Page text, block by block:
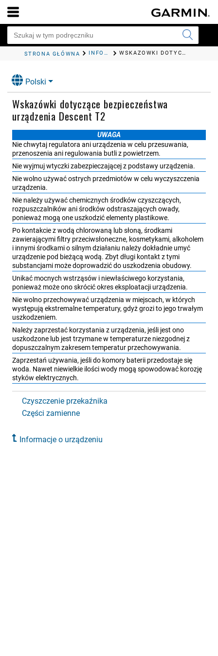
STRONA GŁÓWNA INFORMACJE O URZĄDZENIU WSKAZÓWKI DOTYCZĄCE BEZPIECZEŃSTWA URZĄDZENIA
Polski
Wskazówki dotyczące bezpieczeństwa
urządzenia Descent T2
UWAGA
Nie chwytaj regulatora ani urządzenia w celu przesuwania,
przenoszenia ani regulowania butli z powietrzem.
Nie wyjmuj wtyczki zabezpieczającej z podstawy urządzenia.
Nie wolno używać ostrych przedmiotów w celu wyczyszczenia
urządzenia.
Nie należy używać chemicznych środków czyszczących,
rozpuszczalników ani środków odstraszających owady,
ponieważ mogą one uszkodzić elementy plastikowe.
Po kontakcie z wodą chlorowaną lub słoną, środkami
zawierającymi filtry przeciwsłoneczne, kosmetykami, alkoholem
i innymi środkami o silnym działaniu należy dokładnie umyć
urządzenie pod bieżącą wodą. Zbyt długi kontakt z tymi
substancjami może doprowadzić do uszkodzenia obudowy.
Unikać mocnych wstrząsów i niewłaściwego korzystania,
ponieważ może ono skrócić okres eksploatacji urządzenia.
Nie wolno przechowywać urządzenia w miejscach, w których
występują ekstremalne temperatury, gdyż grozi to jego trwałym
uszkodzeniem.
Należy zaprzestać korzystania z urządzenia, jeśli jest ono
uszkodzone lub jest trzymane w temperaturze niezgodnej z
dopuszczalnym zakresem temperatur przechowywania.
Zaprzestań używania, jeśli do komory baterii przedostaje się
woda. Nawet niewielkie ilości wody mogą spowodować korozję
styków elektrycznych.
Czyszczenie przekaźnika
Części zamienne
Informacje o urządzeniu